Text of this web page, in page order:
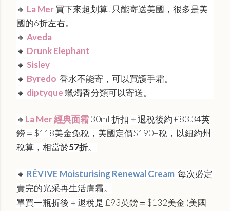
🔸 La Mer買下來超划算! 只能寄送美國，很多是美
國的6折左右。
🔸 Aveda
🔸 Drunk Elephant
🔸 Sisley
🔸 Byredo 香水不能寄，可以買護手霜。
🔸 diptyque蠟燭香分類可以寄送。
🔸 La Mer 經典面霜30ml 折扣＋退稅後約 £83.34英
鎊＝$118美金免稅，美國定價$190+稅，以紐約州
稅算，相當於57折。
🔸 RÉVIVE Moisturising Renewal Cream 每次必定
賣完的光采再生活膚霜。
單買一瓶折後＋退稅是£93英鎊＝$132美金 (美國